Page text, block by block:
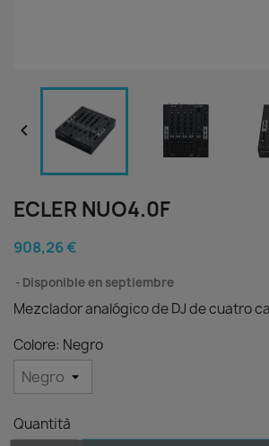

ECLER NUO4.0F
908,26 €
Disponible en septiembre
Mezclador analógico de DJ de cuatro
Colore: Negro
Quantità